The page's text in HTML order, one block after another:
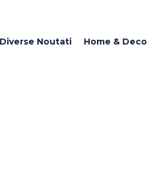
Diverse Noutati Home & Deco